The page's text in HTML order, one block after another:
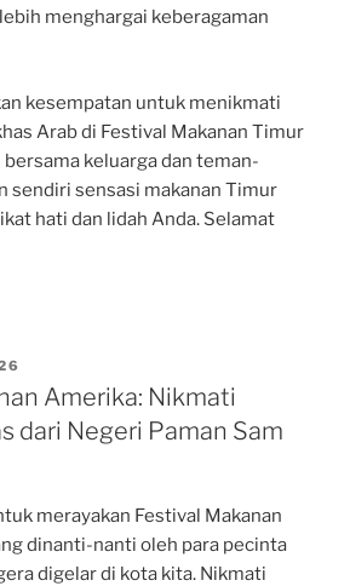
menghargai keberagaman
kesempatan untuk menikmati
Arab di Festival Makanan Timur
bersama keluarga dan teman-
sendiri sensasi makanan Timur
hati dan lidah Anda. Selamat
Amerika: Nikmati
dari Negeri Paman Sam
merayakan Festival Makanan
dinanti-nanti oleh para pecinta
digelar di kota kita. Nikmati